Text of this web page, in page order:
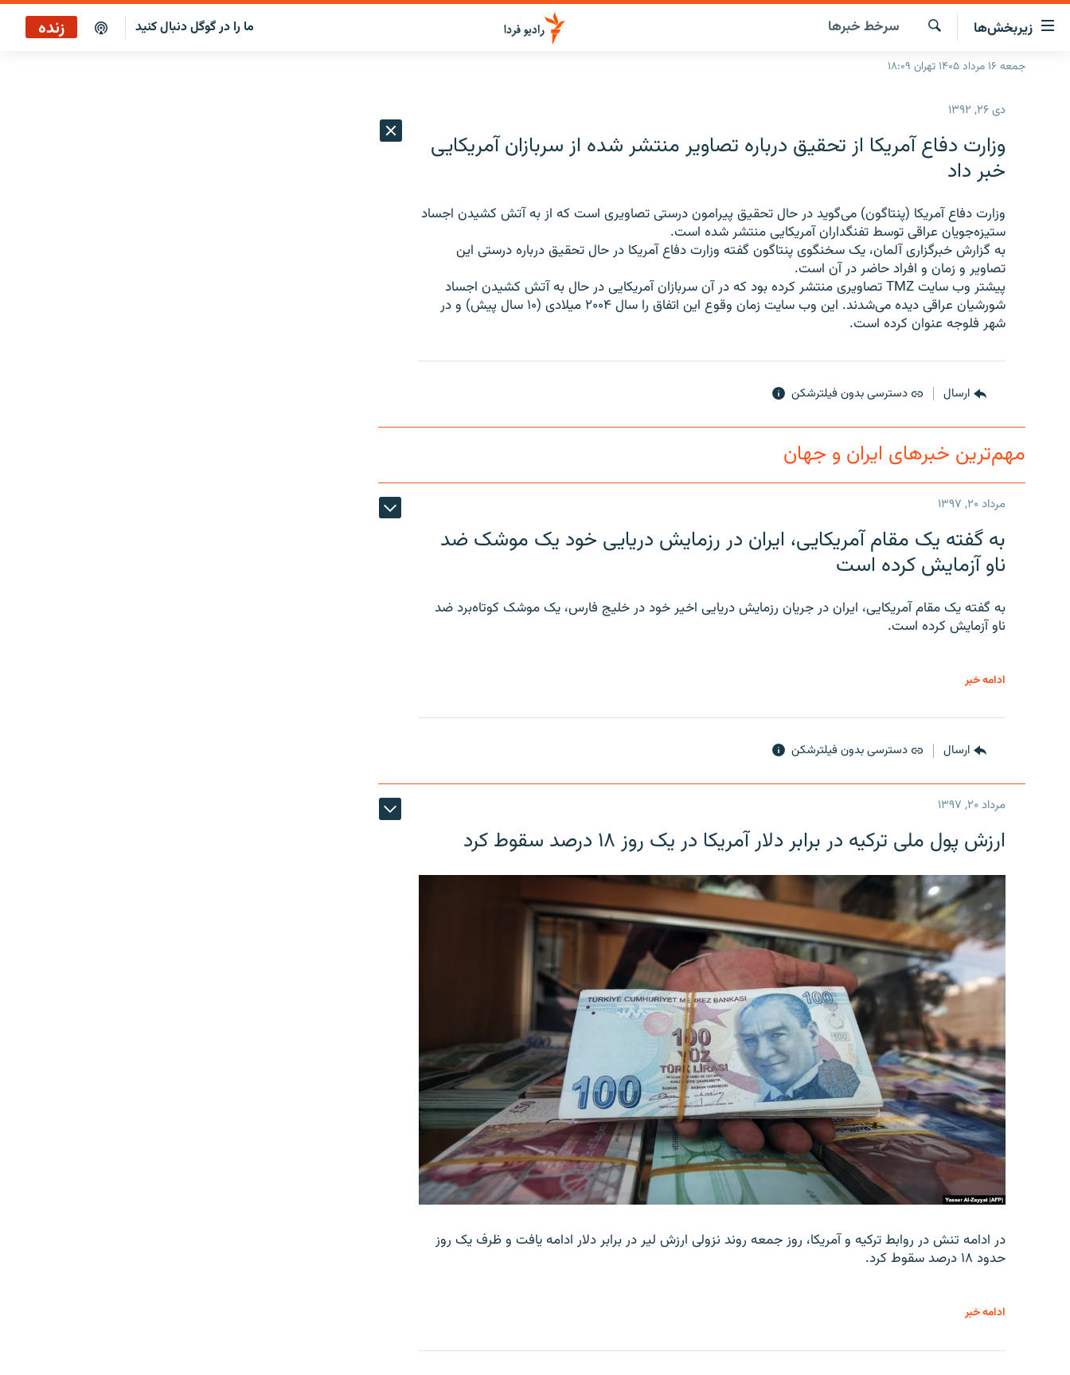
لینک‌های
قابلیت
دسترسی
زیربخش‌ها
صفحه اصلی
انتخاب کنید و بشنوید
برنامه‌های رادیویی
فرکانس‌ها
چندرسانه‌ای
گزارش‌های تصویری
گزارش‌های ویدئویی
جستجو
سرخط‌ خبرها ما را در گوگل دنبال کنید زنده
جمعه ۱۶ مرداد ۱۴۰۵ تهران ۱۸:۰۹
دی ۲۶, ۱۳۹۲
وزارت دفاع آمریکا از تحقیق درباره تصاویر منتشر شده از سربازان آمریکایی
خبر داد
وزارت دفاع آمریکا (پنتاگون) می‌گوید در حال تحقیق پیرامون درستی تصاویری است که از به آتش کشیدن اجساد
ستیزه‌جویان عراقی توسط تفنگداران آمریکایی منتشر شده است.
به گزارش خبرگزاری آلمان، یک سخنگوی پنتاگون گفته وزارت دفاع آمریکا در حال تحقیق درباره درستی این
تصاویر و زمان و افراد حاضر در آن است.
پیشتر وب سایت TMZ تصاویری منتشر کرده بود که در آن سربازان آمریکایی در حال به آتش کشیدن اجساد
شورشیان عراقی دیده می‌شدند. این وب سایت زمان وقوع این اتفاق را سال ۲۰۰۴ میلادی (۱۰ سال پیش) و در
شهر فلوجه عنوان کرده است.
ارسال دسترسی بدون فیلترشکن
مهم‌ترین خبرهای ایران و جهان
مرداد ۲۰, ۱۳۹۷
به گفته یک مقام آمریکایی، ایران در رزمایش دریایی خود یک موشک ضد
ناو آزمایش کرده است
به گفته یک مقام آمریکایی، ایران در جریان رزمایش دریایی اخیر خود در خلیج فارس، یک موشک کوتاه‌برد ضد
ناو آزمایش کرده است.
ادامه خبر
ارسال دسترسی بدون فیلترشکن
مرداد ۲۰, ۱۳۹۷
ارزش پول ملی ترکیه در برابر دلار آمریکا در یک روز ۱۸ درصد سقوط کرد
در ادامه تنش در روابط ترکیه و آمریکا، روز جمعه روند نزولی ارزش لیر در برابر دلار ادامه یافت و ظرف یک روز
حدود ۱۸ درصد سقوط کرد.
ادامه خبر